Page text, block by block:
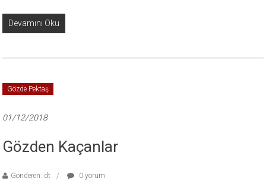
Devamını Oku
Gözde Pektaş
01/12/2018
Gözden Kaçanlar
Gönderen: dt 0 yorum